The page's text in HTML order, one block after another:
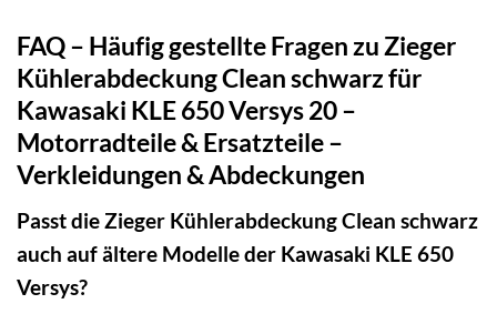
FAQ – Häufig gestellte Fragen zu Zieger
Kühlerabdeckung Clean schwarz für
Kawasaki KLE 650 Versys 20 –
Motorradteile & Ersatzteile –
Verkleidungen & Abdeckungen
Passt die Zieger Kühlerabdeckung Clean schwarz
auch auf ältere Modelle der Kawasaki KLE 650
Versys?